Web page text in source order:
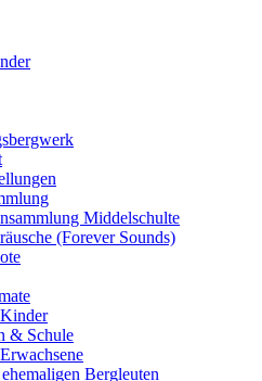
Middelschulte
(Forever Sounds)
& Schule
Bergleuten